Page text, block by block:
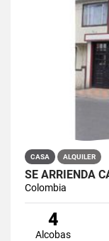
CASA ALQUILER
Colombia
4
Alcobas